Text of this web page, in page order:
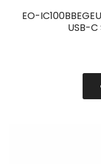
EO-
USB-